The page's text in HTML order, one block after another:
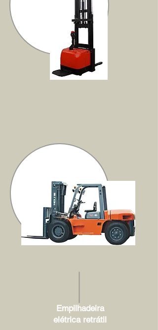
Empilhadeira
elétrica retrátil